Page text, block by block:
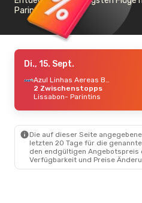
Parintins
Di., 15. Sept.
Azul Linhas Aereas Brasileiras
2 Zwischenstopps
Lissabon- Parintins
Die auf dieser Seite
letzten 20 Tage für die
den endgültigen Angebotspreis
Verfügbarkeit und Preise